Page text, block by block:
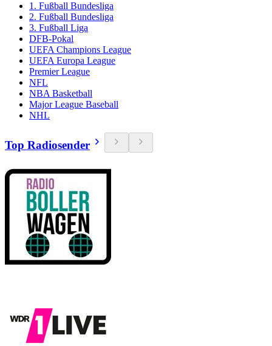
1. Fußball Bundesliga
2. Fußball Bundesliga
3. Fußball Liga
DFB-Pokal
UEFA Champions League
UEFA Europa League
Premier League
NFL
NBA Basketball
Major League Baseball
NHL
Top Radiosender